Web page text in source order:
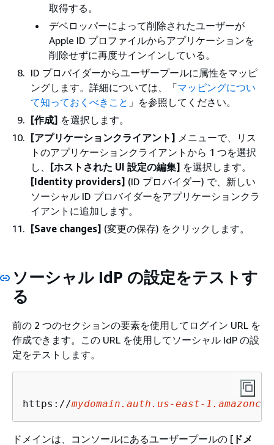
取得する。
デベロッパーによって削除されたユーザーが
Apple ID プロファイルからアプリケーションを
削除せずに再度サインインしている。
ID プロバイダーからユーザープールに属性をマッピ
ングします。詳細については、「マッピングについ
て知っておくべきこと 」を参照してください。
[作成] を選択します。
[アプリケーションクライアント] メニューで、リス
トのアプリケーションクライアントから 1 つを選択
し、
[ホストされた UI 設定の編集] を選択します。
[Identity providers] (ID プロバイダー) で、新しい
ソーシャル ID プロバイダーをアプリケーションクラ
イアントに追加します。
[Save changes] (変更の保存) をクリックします。
ソーシャル IdP の設定をテストす
る
前の 2 つのセクションの要素を使用してログイン URL を
作成できます。この URL を使用してソーシャル IdP の設
定をテストします。
https://mydomain.auth.us-east-
ドメインは、コンソールにあるユーザープールの [ ドメ